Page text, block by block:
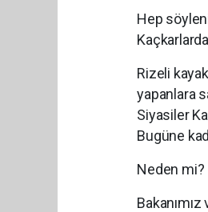
Hep
Rizeli
yapanlara
Siyasiler
Bugüne
Neden mi?